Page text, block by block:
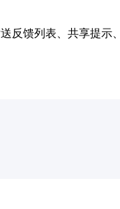
反馈列表、共享提